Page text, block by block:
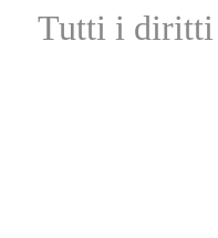
Tutti i diritti